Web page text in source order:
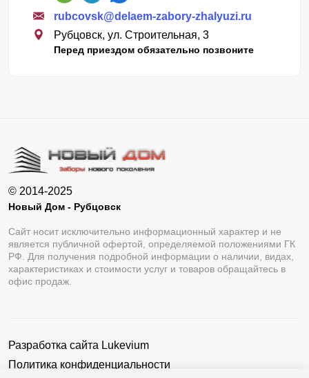
rubcovsk@delaem-zabory-zhalyuzi.ru
Рубцовск, ул. Строительная, 3
Перед приездом обязательно позвоните
© 2014-2025
Новый Дом - Рубцовск
Сайт носит исключительно информационный характер и не
является публичной офертой, определяемой положениями ГК
РФ. Для получения подробной информации о наличии, видах,
характеристиках и стоимости услуг и товаров обращайтесь в
офис продаж.
Разработка сайта Lukevium
Политика конфиденциальности